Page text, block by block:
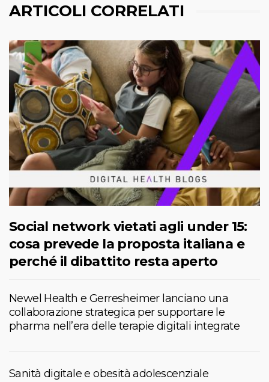
ARTICOLI CORRELATI
Social network vietati agli under 15:
cosa prevede la proposta italiana e
perché il dibattito resta aperto
Newel Health e Gerresheimer lanciano una
collaborazione strategica per supportare le
pharma nell’era delle terapie digitali integrate
Sanità digitale e obesità adolescenziale